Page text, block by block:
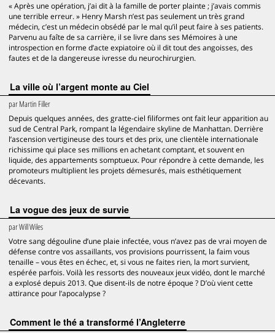
« Après une opération, j’ai dit à la famille de porter plainte ; j’avais commis
une terrible erreur. » Henry Marsh n’est pas seulement un très grand
médecin, c’est un médecin obsédé par le mal qu’il peut faire à ses patients.
Parvenu au faîte de sa carrière, il se livre dans ses Mémoires à une
introspection en forme d’acte expiatoire où il dit tout des angoisses, des
fautes et de la dangereuse ivresse du neurochirurgien.
La ville où l’argent monte au Ciel
parMartin Filler
Depuis quelques années, des gratte-ciel filiformes ont fait leur apparition au
sud de Central Park, rompant la légendaire skyline de Manhattan. Derrière
l’ascension vertigineuse des tours et des prix, une clientèle internationale
richissime qui place ses millions en achetant comptant, et souvent en
liquide, des appartements somptueux. Pour répondre à cette demande, les
promoteurs multiplient les projets démesurés, mais esthétiquement
décevants.
La vogue des jeux de survie
parWill Wiles
Votre sang dégouline d’une plaie infectée, vous n’avez pas de vrai moyen de
défense contre vos assaillants, vos provisions pourrissent, la faim vous
tenaille – vous êtes en échec, et, si vous ne faites rien, la mort survient,
espérée parfois. Voilà les ressorts des nouveaux jeux vidéo, dont le marché
a explosé depuis 2013. Que disent-ils de notre époque ? D’où vient cette
attirance pour l’apocalypse ?
Comment le thé a transformé l’Angleterre